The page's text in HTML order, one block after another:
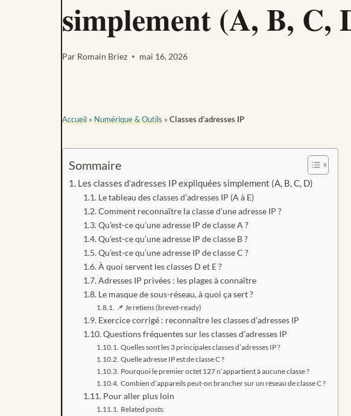
simplement (A, B, C,
Par Romain Briez mai 16, 2026
Accueil » Numérique & Outils » Classes d’adresses IP
Sommaire
Les classes d’adresses IP expliquées simplement (A, B, C, D)
Le tableau des classes d’adresses IP (A à E)
Comment reconnaître la classe d’une adresse IP ?
Qu’est-ce qu’une adresse IP de classe A ?
Qu’est-ce qu’une adresse IP de classe B ?
Qu’est-ce qu’une adresse IP de classe C ?
À quoi servent les classes D et E ?
Adresses IP privées : les plages à connaître
Le masque de sous-réseau, à quoi ça sert ?
📌 Je retiens (brevet-ready)
Exercice corrigé : reconnaître les classes d’adresses IP
Questions fréquentes sur les classes d’adresses IP
Quelles sont les 3 principales classes d’adresses IP ?
Quelle adresse IP est de classe C ?
Pourquoi le premier octet 127 n’appartient à aucune classe ?
Combien d’appareils peut-on brancher sur un réseau de classe C ?
Pour aller plus loin
Related posts: